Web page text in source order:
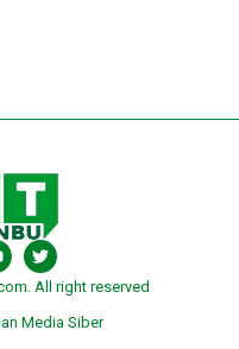
All right reserved
Media Siber